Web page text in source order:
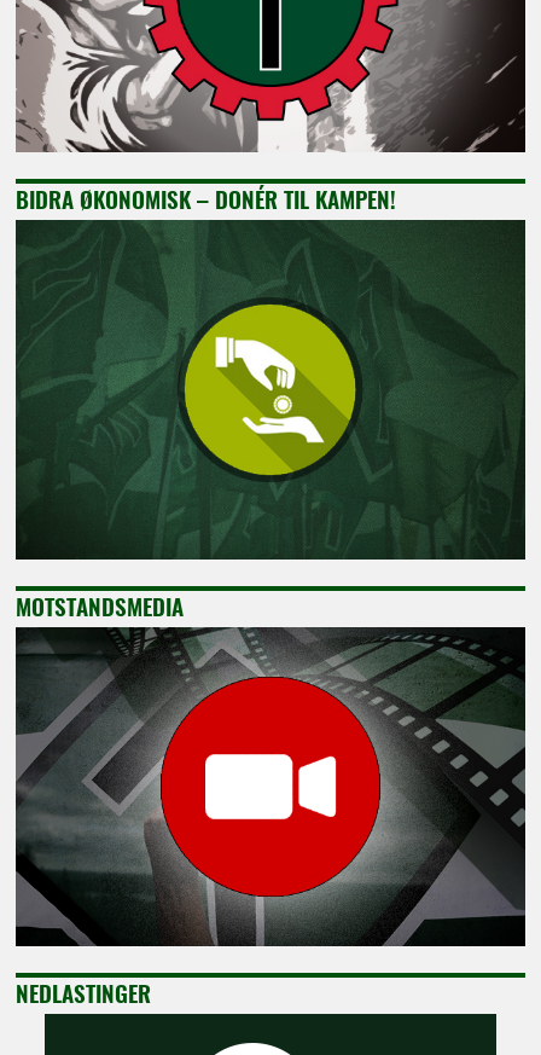
BIDRA ØKONOMISK – DONÉR TIL KAMPEN!
MOTSTANDSMEDIA
NEDLASTINGER